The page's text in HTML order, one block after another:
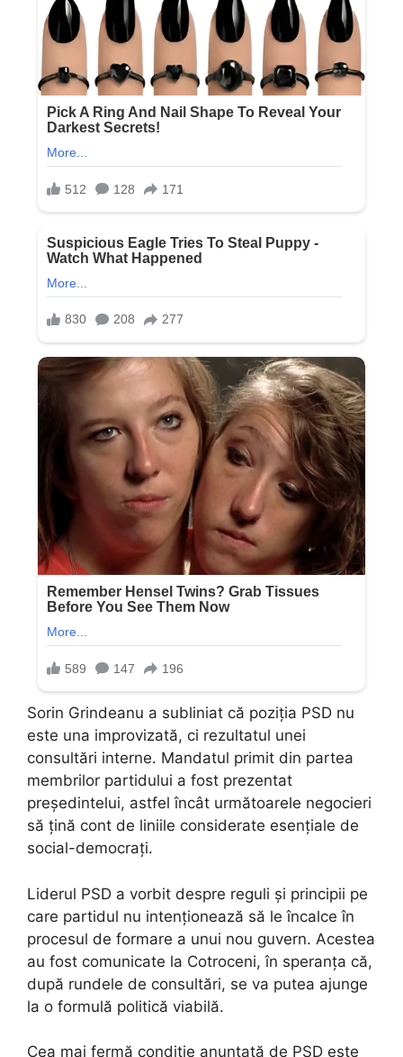
Sorin Grindeanu a subliniat că poziția PSD nu
este una improvizată, ci rezultatul unei
consultări interne. Mandatul primit din partea
membrilor partidului a fost prezentat
președintelui, astfel încât următoarele negocieri
să țină cont de liniile considerate esențiale de
social-democrați.
Liderul PSD a vorbit despre reguli și principii pe
care partidul nu intenționează să le încalce în
procesul de formare a unui nou guvern. Acestea
au fost comunicate la Cotroceni, în speranța că,
după rundele de consultări, se va putea ajunge
la o formulă politică viabilă.
Cea mai fermă condiție anunțată de PSD este